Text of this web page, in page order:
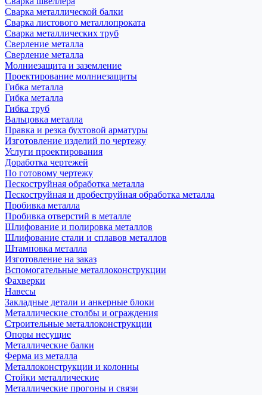
Сварка металлической балки
Сварка листового металлопроката
Сварка металлических труб
Сверление металла
Сверление металла
Молниезащита и заземление
Проектирование молниезащиты
Гибка металла
Гибка металла
Гибка труб
Вальцовка металла
Правка и резка бухтовой арматуры
Изготовление изделий по чертежу
Услуги проектирования
Доработка чертежей
По готовому чертежу
Пескоструйная обработка металла
Пескоструйная и дробеструйная обработка металла
Пробивка металла
Пробивка отверстий в металле
Шлифование и полировка металлов
Шлифование стали и сплавов металлов
Штамповка металла
Изготовление на заказ
Вспомогательные металлоконструкции
Фахверки
Навесы
Закладные детали и анкерные блоки
Металлические столбы и ограждения
Строительные металлоконструкции
Опоры несущие
Металлические балки
Ферма из металла
Металлоконструкции и колонны
Стойки металлические
Металлические прогоны и связи